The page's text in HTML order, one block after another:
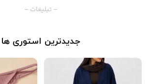
– تبلیغات –
جدیدترین استوری ها